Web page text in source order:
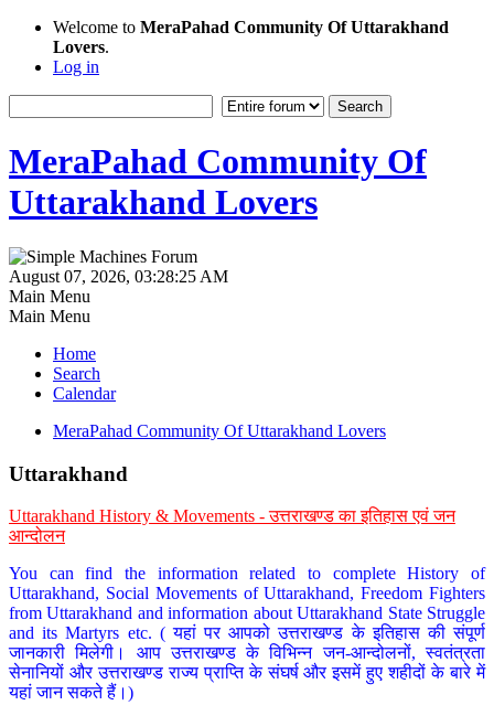
Welcome to MeraPahad Community Of Uttarakhand
Lovers.
Log in
MeraPahad Community Of
Uttarakhand Lovers
August 07, 2026, 03:28:25 AM
Main Menu
Main Menu
Home
Search
Calendar
MeraPahad Community Of Uttarakhand Lovers
Uttarakhand
Uttarakhand History & Movements - उत्तराखण्ड का इतिहास एवं जन
आन्दोलन
You can find the information related to complete History of
Uttarakhand, Social Movements of Uttarakhand, Freedom Fighters
from Uttarakhand and information about Uttarakhand State Struggle
and its Martyrs etc. ( यहां पर आपको उत्तराखण्ड के इतिहास की संपूर्ण
जानकारी मिलेगी। आप उत्तराखण्ड के विभिन्न जन-आन्दोलनों, स्वतंत्रता
सेनानियों और उत्तराखण्ड राज्य प्राप्ति के संघर्ष और इसमें हुए शहीदों के बारे में
यहां जान सकते हैं।)